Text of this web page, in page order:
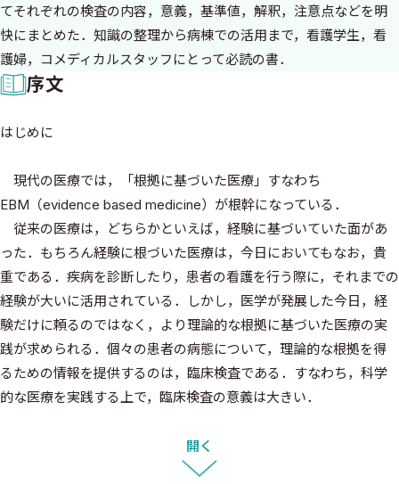
てそれぞれの検査の内容，意義，基準値，解釈，注意点などを明
快にまとめた．知識の整理から病棟での活用まで，看護学生，看
護婦，コメディカルスタッフにとって必読の書．
序文
はじめに
現代の医療では，「根拠に基づいた医療」すなわち
EBM（evidence based medicine）が根幹になっている．
従来の医療は，どちらかといえば，経験に基づいていた面があ
った．もちろん経験に根づいた医療は，今日においてもなお，貴
重である．疾病を診断したり，患者の看護を行う際に，それまでの
経験が大いに活用されている．しかし，医学が発展した今日，経
験だけに頼るのではなく，より理論的な根拠に基づいた医療の実
践が求められる．個々の患者の病態について，理論的な根拠を得
るための情報を提供するのは，臨床検査である．すなわち，科学
的な医療を実践する上で，臨床検査の意義は大きい．
が，チーム医療の実践であろう．医学医療が細分化し，高度に専門
化した現在，特殊な技能をもつ医療従事者が知恵を出し合って患者
開く